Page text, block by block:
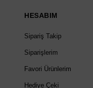
HESABIM
Sipariş Takip
Siparişlerim
Favori Ürünlerim
Hediye Çeki